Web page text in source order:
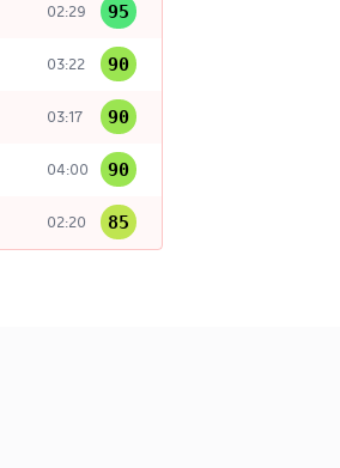
02:29 95
03:22 90
03:17 90
04:00 90
02:20 85